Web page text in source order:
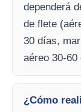
dependerá
de flete
30 días,
aéreo 30-
¿Cómo